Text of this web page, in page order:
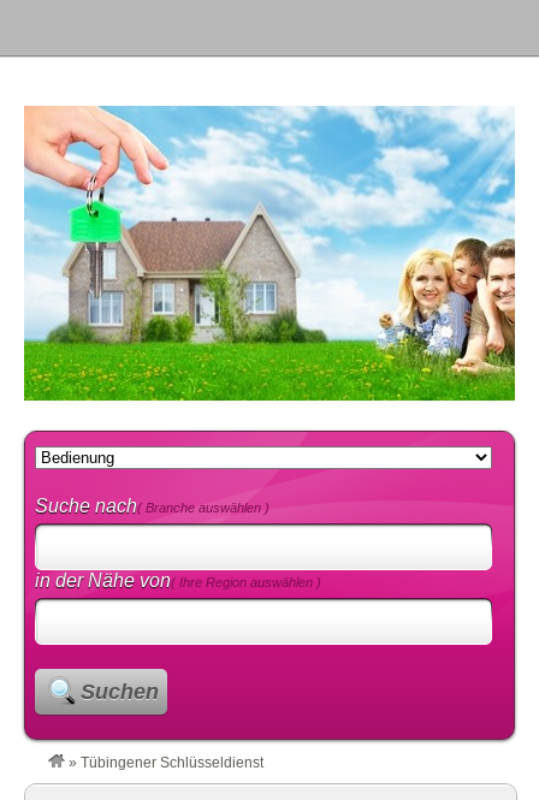
Suche nach( Branche auswählen )
in der Nähe von( Ihre Region auswählen )
Suchen
» Tübingener Schlüsseldienst